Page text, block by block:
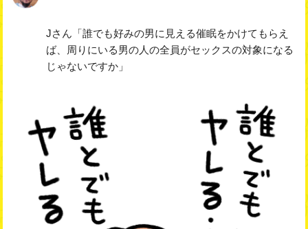
Jさん「誰でも好みの男に見える催眠をかけてもらえ
ば、周りにいる男の人の全員がセックスの対象になる
じゃないですか」